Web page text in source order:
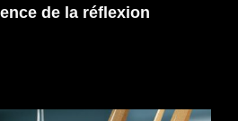
de la réflexion